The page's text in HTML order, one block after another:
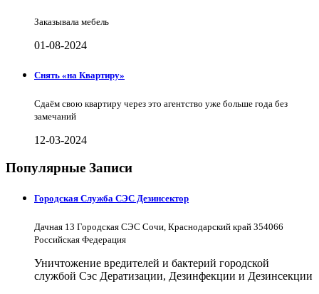
Заказывала мебель
01-08-2024
Снять «на Квартиру»
Сдаём свою квартиру через это агентство уже больше года без
замечаний
12-03-2024
Популярные Записи
Городская Служба СЭС Дезинсектор
Дачная 13 Городская СЭС Сочи, Краснодарский край 354066
Российская Федерация
Уничтожение вредителей и бактерий городской
службой Сэс Дератизации, Дезинфекции и Дезинсекции